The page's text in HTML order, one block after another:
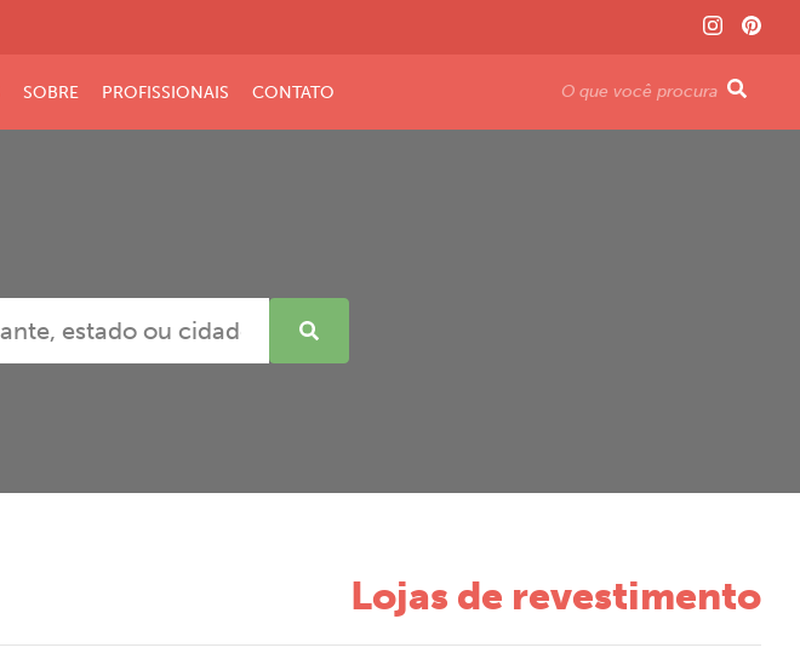
SOBRE PROFISSIONAIS CONTATO
Lojas de revestimento